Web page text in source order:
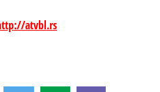
atvbl.rs